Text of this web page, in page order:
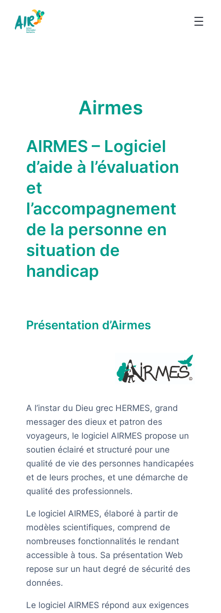
Airmes
AIRMES – Logiciel
d’aide à l’évaluation
et
l’accompagnement
de la personne en
situation de
handicap
Présentation d’Airmes
A l’instar du Dieu grec HERMES, grand
messager des dieux et patron des
voyageurs, le logiciel AIRMES propose un
soutien éclairé et structuré pour une
qualité de vie des personnes handicapées
et de leurs proches, et une démarche de
qualité des professionnels.
Le logiciel AIRMES, élaboré à partir de
modèles scientifiques, comprend de
nombreuses fonctionnalités le rendant
accessible à tous. Sa présentation Web
repose sur un haut degré de sécurité des
données.
Le logiciel AIRMES répond aux exigences